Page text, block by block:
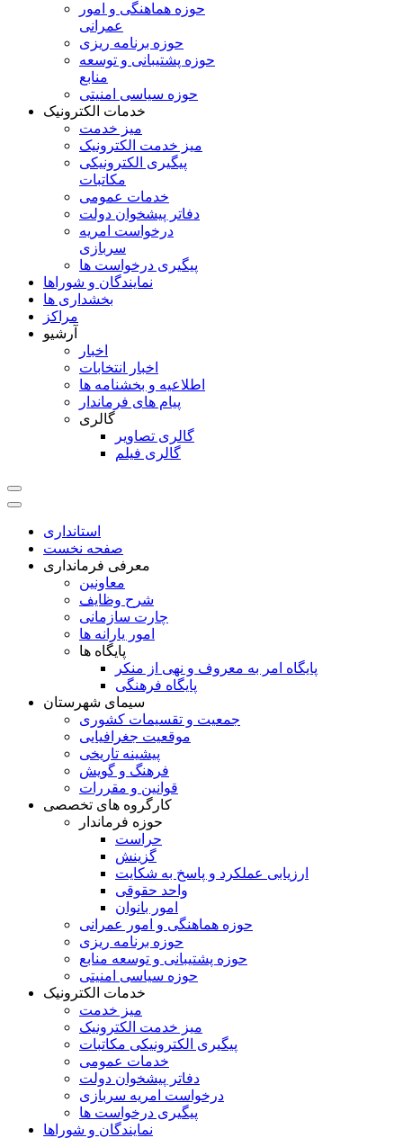
حوزه هماهنگی و امور
عمرانی
حوزه برنامه ريزی
حوزه پشتيبانی و توسعه
منابع
حوزه سیاسی امنیتی
خدمات الکترونیک
میز خدمت
میز خدمت الکترونیک
پیگیری الکترونیکی
مکاتبات
خدمات عمومی
دفاتر پیشخوان دولت
درخواست امریه
سربازی
پیگیری درخواست ها
نمایندگان و شوراها
بخشداری ها
مراکز
آرشیو
اخبار
اخبار انتخابات
اطلاعیه و بخشنامه ها
پیام های فرماندار
گالری
گالری تصاویر
گالری فیلم
استانداری
صفحه نخست
معرفی فرمانداری
معاونین
شرح وظایف
چارت سازمانی
امور یارانه ها
پایگاه ها
پایگاه امر به معروف و نهی از منکر
پایگاه فرهنگی
سیمای شهرستان
جمعیت و تقسیمات کشوری
موقعیت جغرافیایی
پیشینه تاریخی
فرهنگ و گویش
قوانین و مقررات
کارگروه های تخصصی
حوزه فرماندار
حراست
گزینش
ارزيابی عملکرد و پاسخ به شکايت
واحد حقوقی
امور بانوان
حوزه هماهنگی و امور عمرانی
حوزه برنامه ريزی
حوزه پشتيبانی و توسعه منابع
حوزه سیاسی امنیتی
خدمات الکترونیک
میز خدمت
میز خدمت الکترونیک
پیگیری الکترونیکی مکاتبات
خدمات عمومی
دفاتر پیشخوان دولت
درخواست امریه سربازی
پیگیری درخواست ها
نمایندگان و شوراها